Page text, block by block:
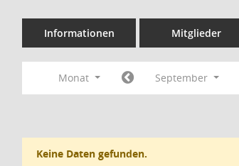
Informationen Mitglieder
Monat September
Keine Daten gefunden.